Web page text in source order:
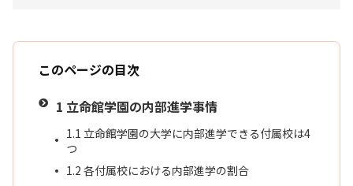
このページの目次
1 立命館学園の内部進学事情
1.1 立命館学園の大学に内部進学できる付属校は4
つ
1.2 各付属校における内部進学の割合